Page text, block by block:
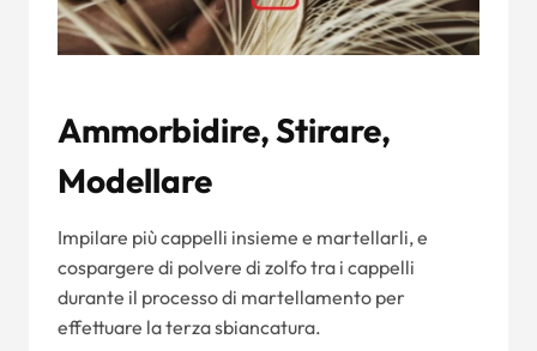
Ammorbidire, Stirare,
Modellare
Impilare più cappelli insieme e martellarli, e
cospargere di polvere di zolfo tra i cappelli
durante il processo di martellamento per
effettuare la terza sbiancatura.